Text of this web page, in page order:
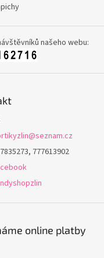
našeho webu:
@seznam.cz
777613902
online platby